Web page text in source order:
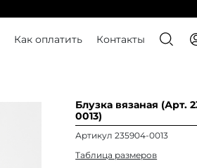
Как оплатить Контакты
Блузка вязаная (Арт.
0013)
Артикул 235904-0013
Таблица размеров